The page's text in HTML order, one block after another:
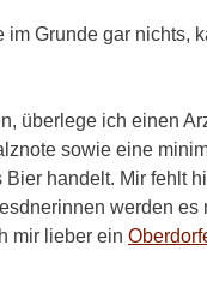
Grunde gar nichts,
überlege ich einen
sowie eine
handelt. Mir fehlt
werden es
mir lieber ein